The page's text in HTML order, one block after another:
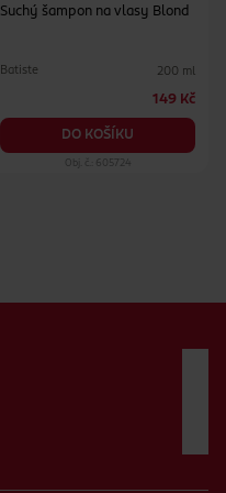
Suchý šampon na vlasy Blond
Batiste 200 ml
149 Kč
DO KOŠÍKU
Obj. č.: 605724